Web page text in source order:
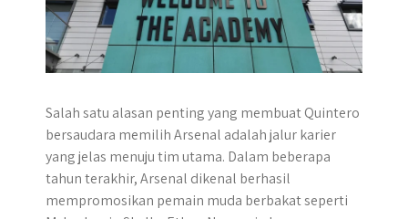
Salah satu alasan penting yang membuat Quintero
bersaudara memilih Arsenal adalah jalur karier
yang jelas menuju tim utama. Dalam beberapa
tahun terakhir, Arsenal dikenal berhasil
mempromosikan pemain muda berbakat seperti